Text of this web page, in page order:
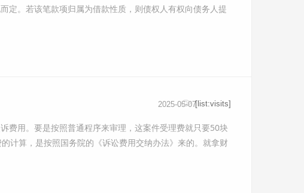
定。若该笔款项归属为借款性质，则债权人有权向债务人提
费用。要是按照普通程序来审理，这案件受理费就只要50块
计算，是按照国务院的《诉讼费用交纳办法》来的。就拿财
2025-05-07[list:visits]